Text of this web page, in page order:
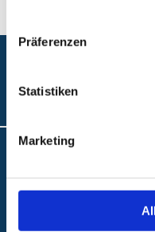
Präferenzen
Statistiken
Marketing
Interne